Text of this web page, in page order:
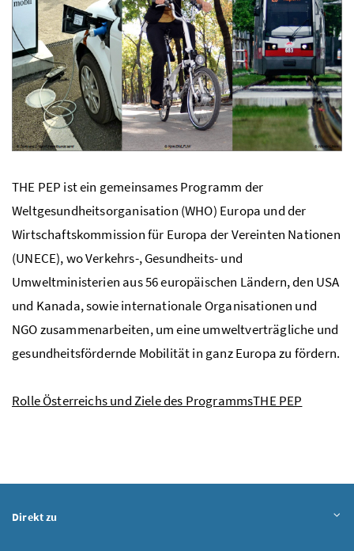
THE PEP ist ein gemeinsames Programm der
Weltgesundheitsorganisation (WHO) Europa und der
Wirtschaftskommission für Europa der Vereinten Nationen
(UNECE), wo Verkehrs-, Gesundheits- und
Umweltministerien aus 56 europäischen Ländern, den USA
und Kanada, sowie internationale Organisationen und
NGOzusammenarbeiten, um eine umweltverträgliche und
gesundheitsfördernde Mobilität in ganz Europa zu fördern.
Rolle Österreichs und Ziele des ProgrammsTHE PEP
Direkt zu